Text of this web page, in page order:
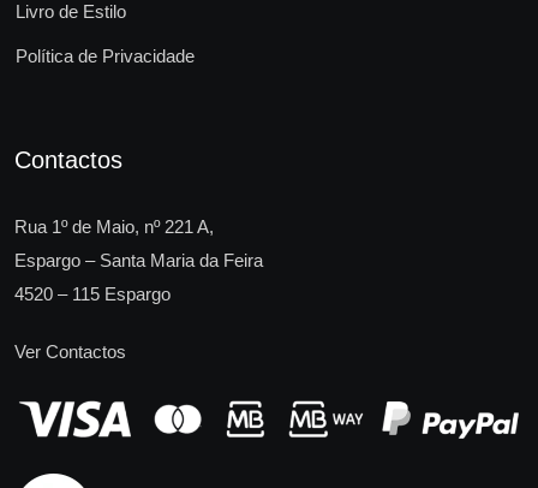
Livro de Estilo
Política de Privacidade
Contactos
Rua 1º de Maio, nº 221 A,
Espargo – Santa Maria da Feira
4520 – 115 Espargo
Ver Contactos